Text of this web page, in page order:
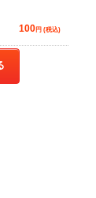
100円 (税込)